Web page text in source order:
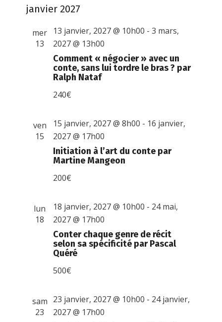
janvier 2027
mer
13
Comment « négocier » avec un
conte, sans lui tordre le bras ? par
Ralph Nataf
13 janvier, 2027 @ 10h00 -3 mars,
2027 @ 13h00
240€
ven
15
Initiation à l’art du conte par
Martine Mangeon
15 janvier, 2027 @ 8h00 - 16 janvier,
2027 @ 17h00
200€
lun
18
Conter chaque genre de récit
selon sa spécificité par Pascal
Quéré
18 janvier, 2027 @ 10h00 - 24 mai,
2027 @ 17h00
500€
sam
23
23 janvier, 2027 @ 10h00 - 24 janvier,
2027 @ 17h00